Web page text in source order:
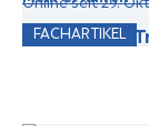
FACHARTIKEL
Einheitliche